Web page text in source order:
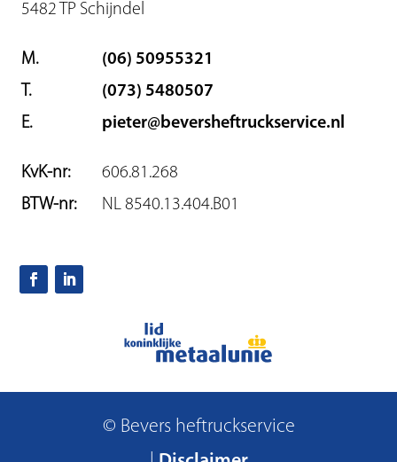
5482 TP Schijndel
M.
(06) 50955321
T.
(073) 5480507
E.
pieter@beversheftruckservice.nl
KvK-nr:
606.81.268
BTW-nr:
NL 8540.13.404.B01
© Bevers heftruckservice